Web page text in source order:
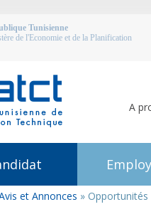
Tunisienne
de l'Economie et de la Planification
A
et Annonces » Opportunités